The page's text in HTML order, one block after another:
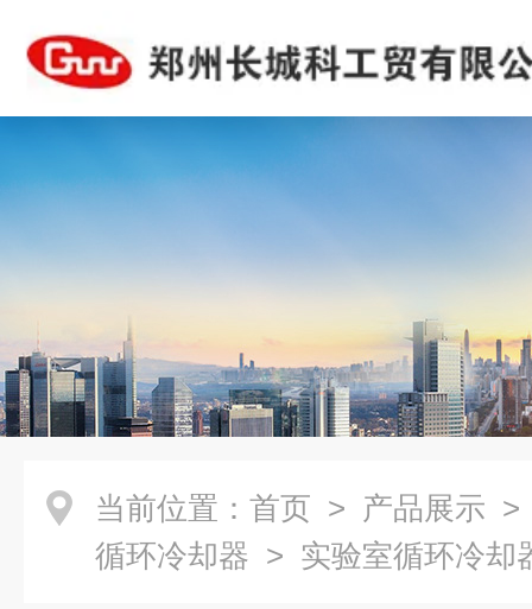
当前位置： 首页 > 产品展示
循环冷却器 > 实验室循环冷却